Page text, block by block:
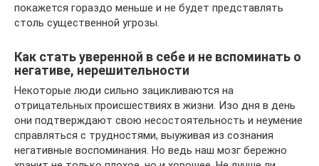
покажется гораздо меньше и не будет представлять
столь существенной угрозы.
Как стать уверенной в себе и не вспоминать о
негативе, нерешительности
Некоторые люди сильно зацикливаются на
отрицательных происшествиях в жизни. Изо дня в день
они подтверждают свою несостоятельность и неумение
справляться с трудностями, выуживая из сознания
негативные воспоминания. Но ведь наш мозг бережно